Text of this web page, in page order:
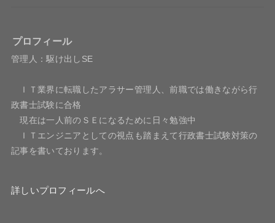
プロフィール
管理人：駆け出しSE
ＩＴ業界に転職したアラサー管理人、前職では働きながら行
政書士試験に合格
現在は一人前のＳＥになるために日々勉強中
ＩＴエンジニアとしての視点も踏まえて行政書士試験対策の
記事を書いております。
詳しいプロフィールへ